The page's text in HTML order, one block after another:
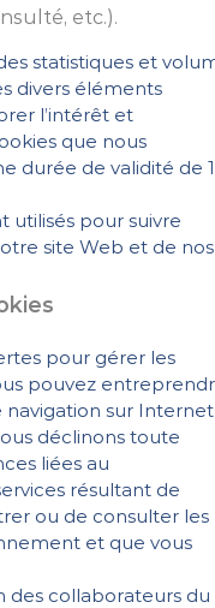
etc.).
statistiques et
divers éléments
l’intérêt et
que nous
durée de validité de
utilisés pour suivre
site Web et de nos
pour gérer les
pouvez
sur Internet
déclinons toute
liées au
résultant de
ou de consulter les
et que vous
des collaborateurs du